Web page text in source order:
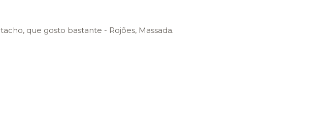
que gosto bastante - Rojões, Massada.